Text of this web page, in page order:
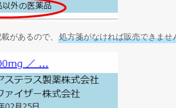
があるので、 処方箋がなければ販売できませ